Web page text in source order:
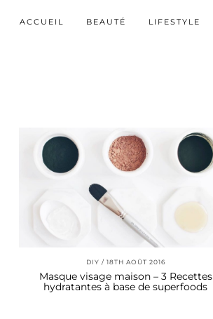
ACCUEIL BEAUTÉ LIFESTYLE
DIY 18TH AOÛT 2016
Masque visage maison – 3 Recettes
hydratantes à base de superfoods